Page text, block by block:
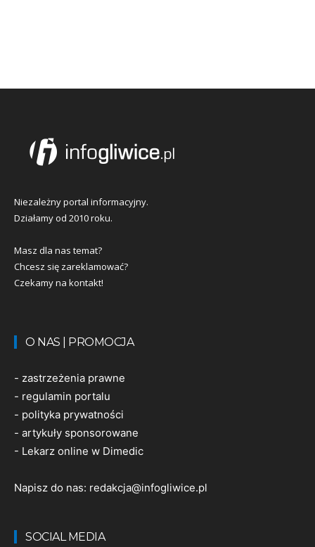
Niezależny portal informacyjny.
Działamy od 2010 roku.
Masz dla nas temat?
Chcesz się zareklamować?
Czekamy na kontakt!
O NAS | PROMOCJA
- zastrzeżenia prawne
- regulamin portalu
- polityka prywatności
- artykuły sponsorowane
- Lekarz online w Dimedic
Napisz do nas: redakcja@infogliwice.pl
SOCIAL MEDIA